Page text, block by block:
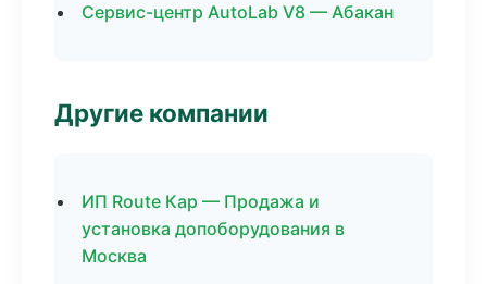
Сервис-центр AutoLab V8 — Абакан
Другие компании
ИП Route Кар — Продажа и
установка допоборудования в
Москва